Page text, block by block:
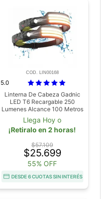
COD. LIN00168
5.0
Linterna De Cabeza Gadnic
LED T6 Recargable 250
Lumenes Alcance 100 Metros
USB IPX4 Bateria 18650
Llega Hoy o
¡Retiralo en 2 horas!
$57.109
$25.699
55% OFF
DESDE 6 CUOTAS SIN INTERÉS